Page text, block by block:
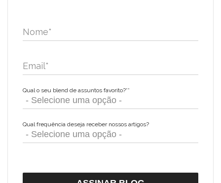
Nome*
Email*
Qual o seu blend de assuntos favorito?**
Qual frequência deseja receber nossos artigos?